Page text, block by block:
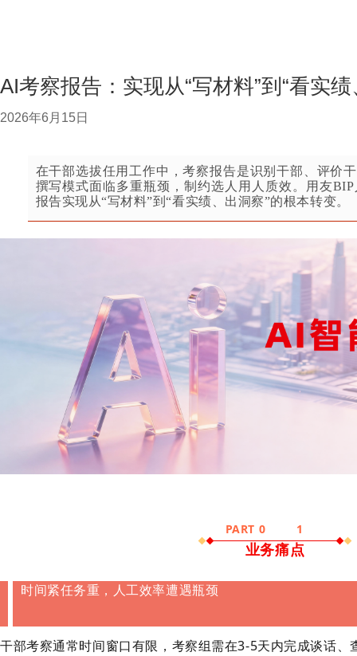
AI考察报告：实现从“写材料”到“看实
2026年6月15日
在干部选拔任用工作中，考察报告是识别干部、评价
撰写模式面临多重瓶颈，制约选人用人质效 。 用友
报告实现从“写材料”到“看实绩、出洞察”的根本转变。
PART 0 1
业务痛点
时间紧任务重，人工效率遭遇瓶颈
干部考察通常时间窗口有限，考察组需在3-5天内完成谈话、